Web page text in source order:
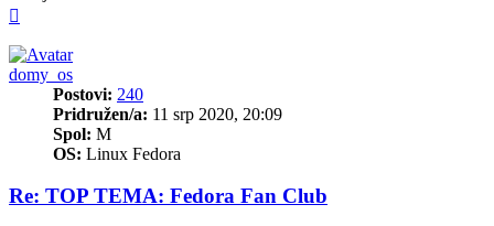
domy_os
Postovi: 240
Pridružen/a: 11 srp 2020, 20:09
Spol: M
OS: Linux Fedora
Re: TOP TEMA: Fedora Fan Club